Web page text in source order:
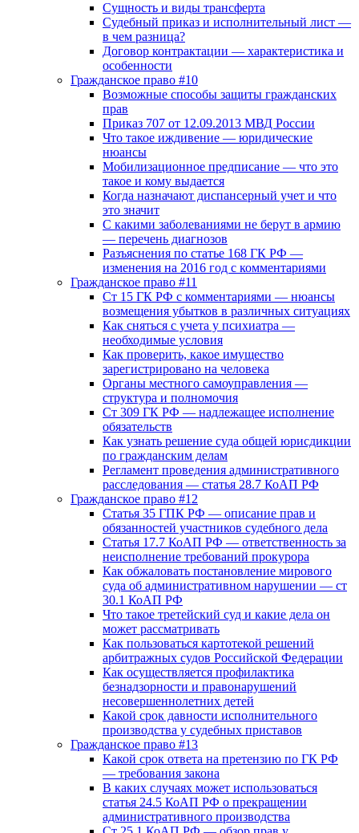
Сущность и виды трансферта
Судебный приказ и исполнительный лист —
в чем разница?
Договор контрактации — характеристика и
особенности
Гражданское право #10
Возможные способы защиты гражданских
прав
Приказ 707 от 12.09.2013 МВД России
Что такое иждивение — юридические
нюансы
Мобилизационное предписание — что это
такое и кому выдается
Когда назначают диспансерный учет и что
это значит
С какими заболеваниями не берут в армию
— перечень диагнозов
Разъяснения по статье 168 ГК РФ —
изменения на 2016 год с комментариями
Гражданское право #11
Ст 15 ГК РФ с комментариями — нюансы
возмещения убытков в различных ситуациях
Как сняться с учета у психиатра —
необходимые условия
Как проверить, какое имущество
зарегистрировано на человека
Органы местного самоуправления —
структура и полномочия
Ст 309 ГК РФ — надлежащее исполнение
обязательств
Как узнать решение суда общей юрисдикции
по гражданским делам
Регламент проведения административного
расследования — статья 28.7 КоАП РФ
Гражданское право #12
Статья 35 ГПК РФ — описание прав и
обязанностей участников судебного дела
Статья 17.7 КоАП РФ — ответственность за
неисполнение требований прокурора
Как обжаловать постановление мирового
суда об административном нарушении — ст
30.1 КоАП РФ
Что такое третейский суд и какие дела он
может рассматривать
Как пользоваться картотекой решений
арбитражных судов Российской Федерации
Как осуществляется профилактика
безнадзорности и правонарушений
несовершеннолетних детей
Какой срок давности исполнительного
производства у судебных приставов
Гражданское право #13
Какой срок ответа на претензию по ГК РФ
— требования закона
В каких случаях может использоваться
статья 24.5 КоАП РФ о прекращении
административного производства